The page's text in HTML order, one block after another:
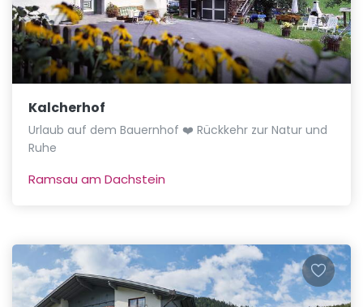
Kalcherhof
Urlaub auf dem Bauernhof ❤️ Rückkehr zur Natur und
Ruhe
Ramsau am Dachstein